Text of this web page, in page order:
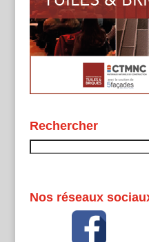
Rechercher
Nos réseaux